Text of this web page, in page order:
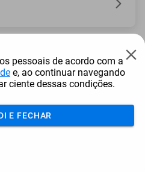
ao carrinho
pessoais de acordo com a
e, ao continuar navegando
ciente dessas condições.
E FECHAR